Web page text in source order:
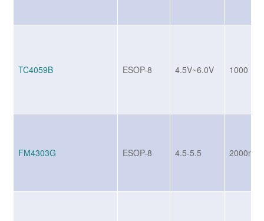
TC4059B ESOP-8 4.5V~6.0V 1000
FM4303G ESOP-8 4.5-5.5 2000mA